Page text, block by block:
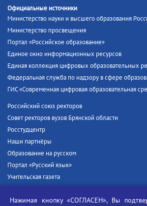
Официальные источники
Министерство науки и высшего образования
Министерство просвещения
Портал «Российское образование»
Единое окно информационных ресурсов
Единая коллекция цифровых образовательных
Федеральная служба по надзору в сфере
ГИС «Современная цифровая образовательная
Российский союз ректоров
Совет ректоров вузов Брянской области
Росстудцентр
Наши партнёры
Образование на русском
Портал «Русский язык»
Учительская газета
Единый портал государственных услуг
Нажимая кнопку «СОГЛАСЕН», Вы